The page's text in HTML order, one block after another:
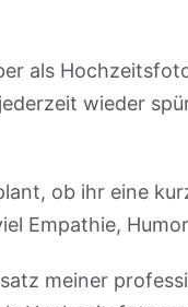
als
wieder
ob ihr eine
Empathie,
meiner